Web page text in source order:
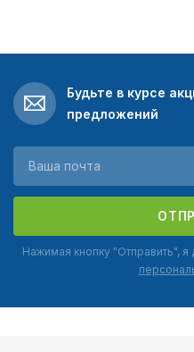
Будьте в курсе
предложений
Нажимая кнопку "Отправить", я